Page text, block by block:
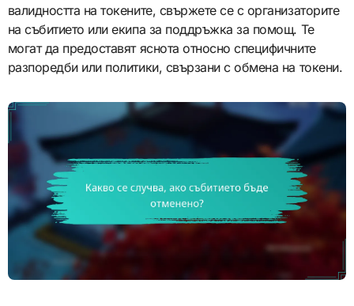
валидността на токените, свържете се с организаторите
на събитието или екипа за поддръжка за помощ. Те
могат да предоставят яснота относно специфичните
разпоредби или политики, свързани с обмена на токени.